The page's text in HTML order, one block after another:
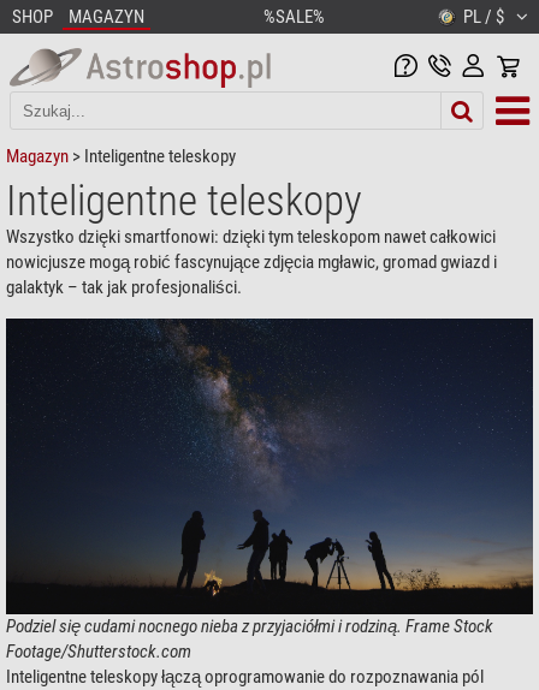
SHOP MAGAZYN %SALE% PL / $
Magazyn > Inteligentne teleskopy
Inteligentne teleskopy
Wszystko dzięki smartfonowi: dzięki tym teleskopom nawet całkowici
nowicjusze mogą robić fascynujące zdjęcia mgławic, gromad gwiazd i
galaktyk – tak jak profesjonaliści.
Podziel się cudami nocnego nieba z przyjaciółmi i rodziną. Frame Stock
Footage/Shutterstock.com
Inteligentne teleskopy łączą oprogramowanie do rozpoznawania pól